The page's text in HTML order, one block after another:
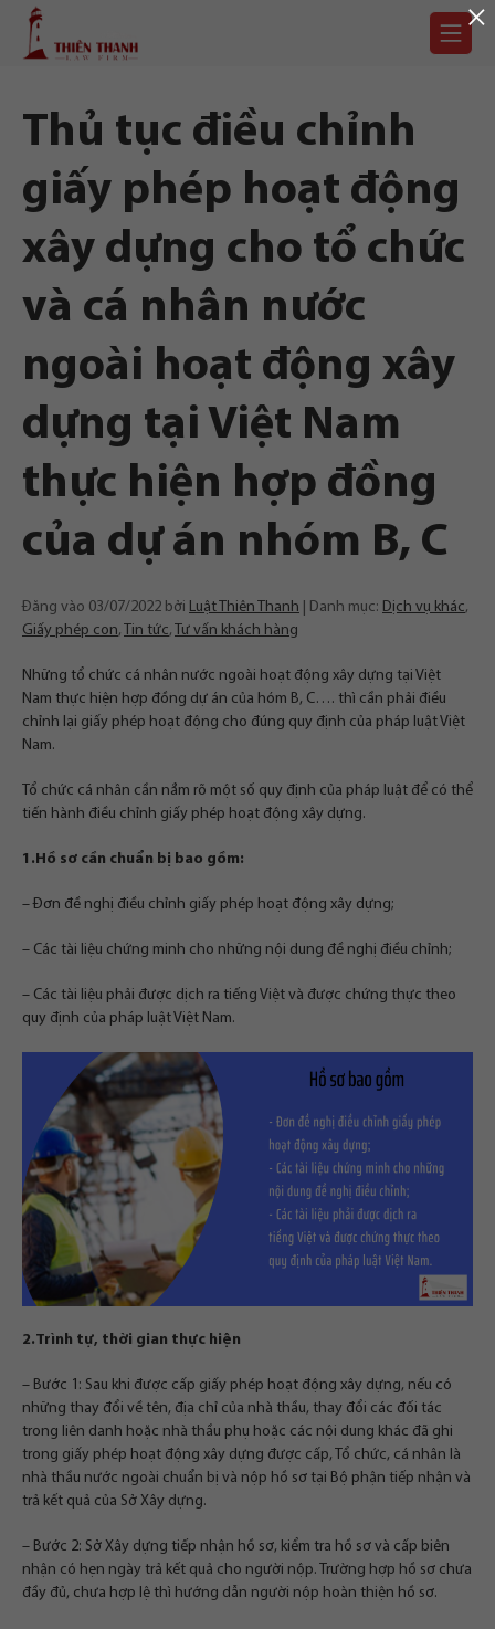
Chuyển
Trang
chủ
Thủ tục điều chỉnh
giấy phép hoạt động
xây dựng cho tổ chức
và cá nhân nước
ngoài hoạt động xây
dựng tại Việt Nam
thực hiện hợp đồng
của dự án nhóm B, C
Đăng vào 03/07/2022 bởi Luật Thiên Thanh Danh mục: Dịch vụ khác,
Giấy phép con, Tin tức, Tư vấn khách hàng
Những tổ chức cá nhân nước ngoài hoạt động xây dựng tại Việt
Nam thực hiện hợp đồng dự án của hóm B, C…. thì cần phải điều
chỉnh lại giấy phép hoạt động cho đúng quy định của pháp luật Việt
Nam.
Tổ chức cá nhân cần nắm rõ một số quy định của pháp luật để có thể
tiến hành điều chỉnh giấy phép hoạt động xây dựng.
1.Hồ sơ cần chuẩn bị bao gồm:
– Đơn đề nghị điều chỉnh giấy phép hoạt động xây dựng;
– Các tài liệu chứng minh cho những nội dung đề nghị điều chỉnh;
– Các tài liệu phải được dịch ra tiếng Việt và được chứng thực theo
quy định của pháp luật Việt Nam.
2.Trình tự, thời gian thực hiện
– Bước 1: Sau khi được cấp giấy phép hoạt động xây dựng, nếu có
những thay đổi về tên, địa chỉ của nhà thầu, thay đổi các đối tác
trong liên danh hoặc nhà thầu phụ hoặc các nội dung khác đã ghi
trong giấy phép hoạt động xây dựng được cấp, Tổ chức, cá nhân là
nhà thầu nước ngoài chuẩn bị và nộp hồ sơ tại Bộ phận tiếp nhận và
trả kết quả của Sở Xây dựng.
– Bước 2: Sở Xây dựng tiếp nhận hồ sơ, kiểm tra hồ sơ và cấp biên
nhận có hẹn ngày trả kết quả cho người nộp. Trường hợp hồ sơ chưa
đầy đủ, chưa hợp lệ thì hướng dẫn người nộp hoàn thiện hồ sơ.
×